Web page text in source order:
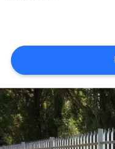
FORDERN
SIE
EIN
ZITAT